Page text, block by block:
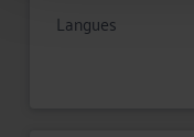
Langues